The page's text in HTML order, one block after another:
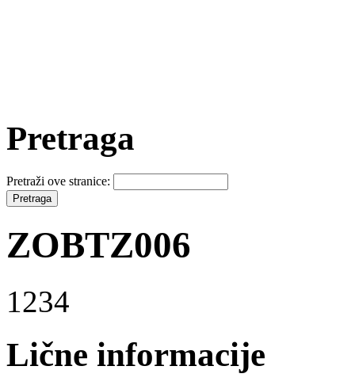
Pretraga
Pretraži ove stranice:
ZOBTZ006
1234
Lične informacije